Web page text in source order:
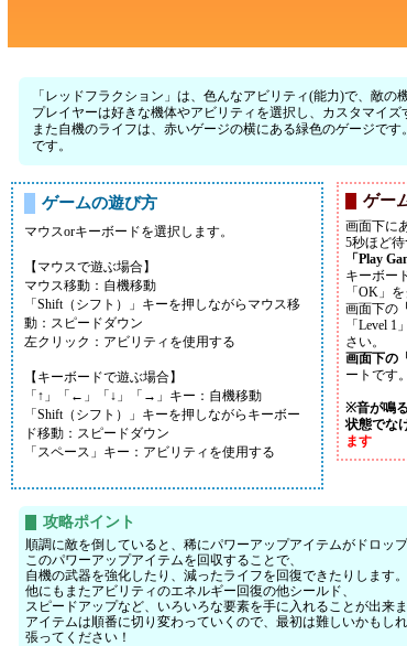
「レッドフラクション」は、色んなアビリティ(能力)で、敵
プレイヤーは好きな機体やアビリティを選択し、カスタマイ
また自機のライフは、赤いゲージの横にある緑色のゲージで
です。
ゲームの遊び方
マウスorキーボードを選択します。
【マウスで遊ぶ場合】
マウス移動：自機移動
「Shift（シフト）」キーを押しながらマウス移
動：スピードダウン
左クリック：アビリティを使用する
【キーボードで遊ぶ場合】
「↑」「←」「↓」「→」キー：自機移動
「Shift（シフト）」キーを押しながらキーボー
ド移動：スピードダウン
「スペース」キー：アビリティを使用する
ゲー
画面下に
5秒ほど
「Play
キーボー
「OK」
画面下の
「Level
さい。
画面下の
ートです。
※音が鳴
状態でな
ます
攻略ポイント
順調に敵を倒していると、稀にパワーアップアイテムがドロップ
このパワーアップアイテムを回収することで、
自機の武器を強化したり、減ったライフを回復できたりします。
他にもまたアビリティのエネルギー回復の他シールド、
スピードアップなど、いろいろな要素を手に入れることが出来ま
アイテムは順番に切り変わっていくので、最初は難しいかもし
張ってください！